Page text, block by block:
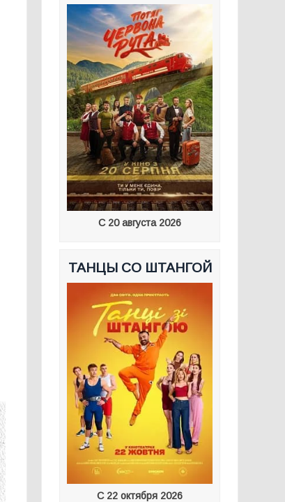
С 20 августа 2026
ТАНЦЫ СО ШТАНГОЙ
С 22 октября 2026